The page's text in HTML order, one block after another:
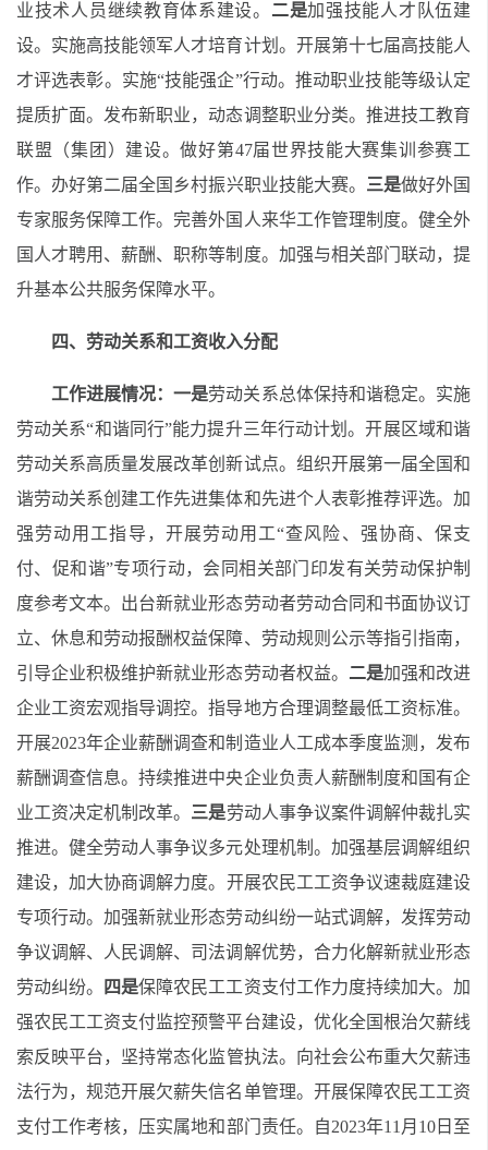
业技术人员继续教育体系建设。 二是加强技能人才队伍建
设。实施高技能领军人才培育计划 。 开展第十七届高技能人
才评选表彰。 实施“技能强企”行动。 推动职业技能等级认定
提质扩面。 发布新职业，动态调整职业分类。 推进技工教育
联盟（集团）建设。做好第47届世界技能大赛集训参赛工
作。 办好第二届全国乡村振兴职业技能大赛。 三是做好外国
专家服务保障工作。完善外国人来华工作管理制度。健全外
国人才聘用、薪酬、职称等制度。加强与相关部门联动，提
升基本公共服务保障水平。
四、劳动关系和工资收入分配
工作进展情况：一是劳动关系总体保持和谐稳定。 实施
劳动关系“和谐同行”能力提升三年行动计划。开展区域和谐
劳动关系高质量发展改革创新试点。 组织开展第一届全国和
谐劳动关系创建工作先进集体和先进个人表彰推荐评选。加
强劳动用工指导，开展劳动用工“查风险、强协商、保支
付、促和谐”专项行动，会同相关部门印发有关劳动保护制
度参考文本。 出台新就业形态劳动者劳动合同和书面协议订
立、休息和劳动报酬权益保障、劳动规则公示等指引指南，
引导企业积极维护新就业形态劳动者权益。 二是加强和改进
企业工资宏观指导调控。指导地方合理调整最低工资标准。
开展2023年企业薪酬调查和制造业人工成本季度监测，发布
薪酬调查信息。持续推进中央企业负责人薪酬制度和国有企
业工资决定机制改革。 三是劳动人事争议案件调解仲裁扎实
推进。健全劳动人事争议多元处理机制。加强基层调解组织
建设，加大协商调解力度。 开展农民工工资争议速裁庭建设
专项行动。加强新就业形态劳动纠纷一站式调解，发挥劳动
争议调解、人民调解、司法调解优势，合力化解新就业形态
劳动纠纷。
四是保障农民工工资支付工作力度持续加大。加
强农民工工资支付监控预警平台建设，优化全国根治欠薪线
索反映平台， 坚持常态化监管执法。 向社会公布重大欠薪违
法行为，规范开展欠薪失信名单管理。 开展保障农民工工资
支付工作考核，压实属地和部门责任。
自2023年11月 10日 至